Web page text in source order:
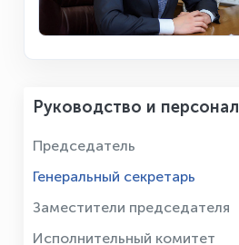
Руководство и персонал
Председатель
Генеральный секретарь
Заместители председателя
Исполнительный комитет